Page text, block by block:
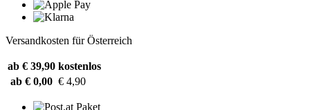
Versandkosten für Österreich
ab € 39,90 kostenlos
ab € 0,00 € 4,90